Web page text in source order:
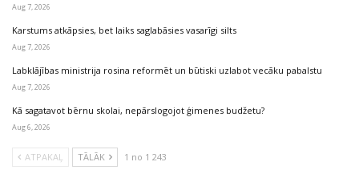
Aug 7, 2026
Karstums atkāpsies, bet laiks saglabāsies vasarīgi silts
Aug 7, 2026
Labklājības ministrija rosina reformēt un būtiski uzlabot vecāku pabalstu
Aug 7, 2026
Kā sagatavot bērnu skolai, nepārslogojot ģimenes budžetu?
Aug 6, 2026
ATPAKAĻ TĀLĀK 1 no 1 243